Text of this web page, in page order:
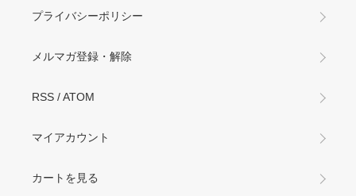
プライバシーポリシー
メルマガ登録・解除
RSS /ATOM
マイアカウント
カートを見る